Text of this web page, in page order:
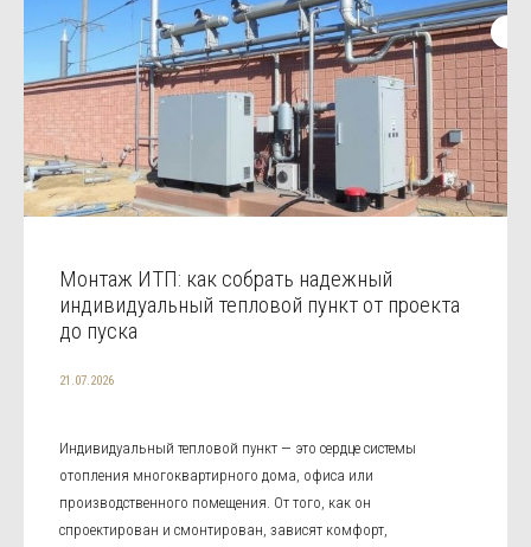
Монтаж ИТП: как собрать надежный
индивидуальный тепловой пункт от проекта
до пуска
21.07.2026
Индивидуальный тепловой пункт — это сердце системы
отопления многоквартирного дома, офиса или
производственного помещения. От того, как он
спроектирован и смонтирован, зависят комфорт,